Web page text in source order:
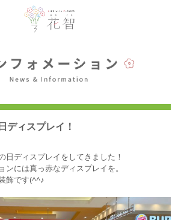
ディスプレイ！
日ディスプレイをしてきました！
ンには真っ赤なディスプレイを。
飾です(^^♪